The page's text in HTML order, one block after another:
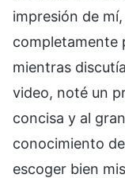
impresión de
completamente
mientras
video, noté un
concisa y al
conocimiento
escoger bien